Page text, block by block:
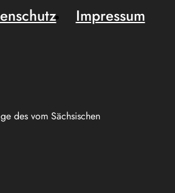
des vom Sächsischen
Impressum